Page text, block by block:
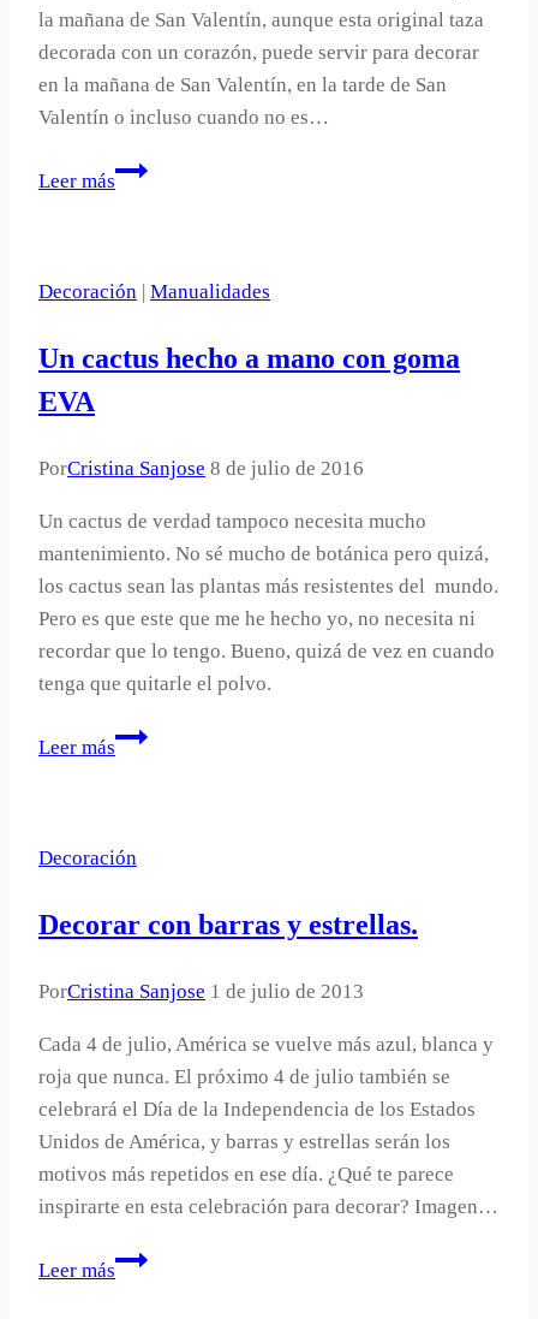
la mañana de San Valentín, aunque esta original taza
decorada con un corazón, puede servir para decorar
en la mañana de San Valentín, en la tarde de San
Valentín o incluso cuando no es…
Leer más
Una
en
Valentín.
Decoración | Manualidades
Un cactus hecho a mano con goma
EVA
PorCristina Sanjose 8 de julio de 2016
Un cactus de verdad tampoco necesita mucho
mantenimiento. No sé mucho de botánica pero quizá,
los cactus sean las plantas más resistentes del mundo.
Pero es que este que me he hecho yo, no necesita ni
recordar que lo tengo. Bueno, quizá de vez en cuando
tenga que quitarle el polvo.
Leer más
Un
mano
goma
Decoración
Decorar con barras y estrellas.
PorCristina Sanjose 1 de julio de 2013
Cada 4 de julio, América se vuelve más azul, blanca y
roja que nunca. El próximo 4 de julio también se
celebrará el Día de la Independencia de los Estados
Unidos de América, y barras y estrellas serán los
motivos más repetidos en ese día. ¿Qué te parece
inspirarte en esta celebración para decorar? Imagen…
Leer más
Decorar